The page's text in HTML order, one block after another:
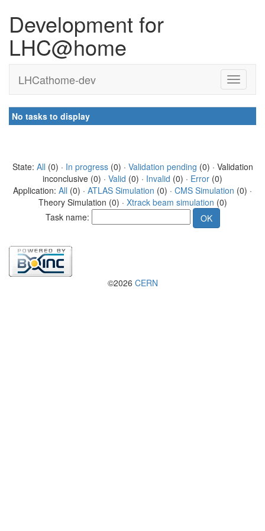
Development for
LHC@home
LHCathome-dev
No tasks to display
State: All (0) · In progress(0) · Validation pending (0) · Validation
inconclusive (0) · Valid (0) · Invalid (0) · Error (0)
Application: All (0) · ATLAS Simulation (0) · CMS Simulation (0) ·
Theory Simulation (0) · Xtrack beam simulation (0)
Task name:
©2026 CERN